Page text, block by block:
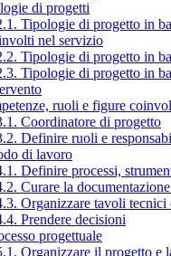
di progetti
Tipologie di progetto in
nel servizio
Tipologie di progetto in
Tipologie di progetto in
ruoli e figure
Coordinatore di progetto
Definire ruoli e
di lavoro
Definire processi,
Curare la
Organizzare tavoli
Prendere decisioni
progettuale
Organizzare il progetto e